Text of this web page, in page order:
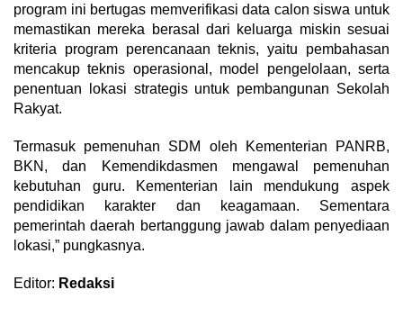
program ini bertugas memverifikasi data calon siswa untuk
memastikan mereka berasal dari keluarga miskin sesuai
kriteria program perencanaan teknis, yaitu pembahasan
mencakup teknis operasional, model pengelolaan, serta
penentuan lokasi strategis untuk pembangunan Sekolah
Rakyat.
Termasuk pemenuhan SDM oleh Kementerian PANRB,
BKN, dan Kemendikdasmen mengawal pemenuhan
kebutuhan guru. Kementerian lain mendukung aspek
pendidikan karakter dan keagamaan. Sementara
pemerintah daerah bertanggung jawab dalam penyediaan
lokasi,” pungkasnya.
Editor: Redaksi